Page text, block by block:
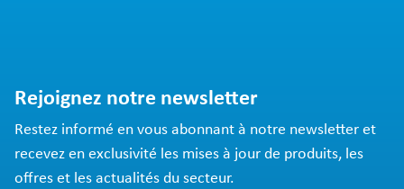
Rejoignez notre newsletter
Restez informé en vous abonnant à notre newsletter et
recevez en exclusivité les mises à jour de produits, les
offres et les actualités du secteur.